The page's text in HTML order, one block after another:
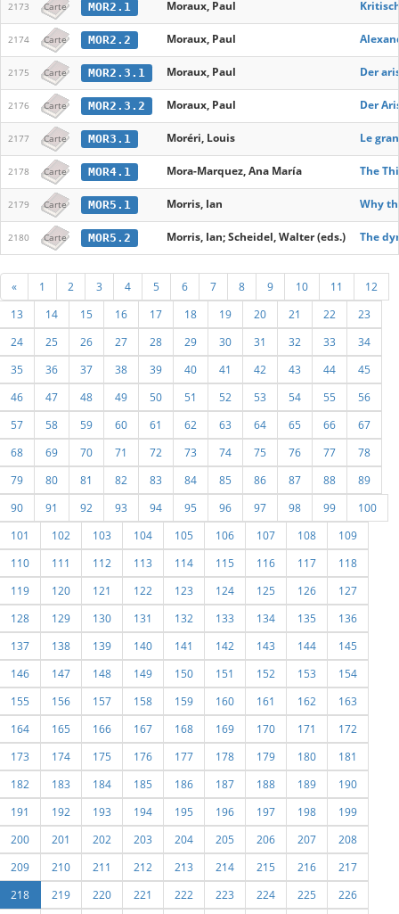
2173 Carte MOR2.1 Moraux, Paul
2174 Carte MOR2.2 Moraux, Paul
2175 Carte MOR2.3.1 Moraux, Paul Der
2176 Carte MOR2.3.2 Moraux, Paul Der
2177 Carte MOR3.1 Moréri, Louis Le
2178 Carte MOR4.1 Mora-Marquez, Ana María The
2179 Carte MOR5.1 Morris, Ian Why
2180 Carte MOR5.2 Morris, Ian; Scheidel, Walter (eds.) The
« 1 2 3 4 5 6 7 8 9 10 11
12
13
14 15 16 17 18 19 20 21 22
23
24
25 26 27 28 29 30 31 32 33
34
35
36 37 38 39 40 41 42 43 44
45
46
47 48 49 50 51 52 53 54 55
56
57
58 59 60 61 62 63 64 65 66
67
68
69 70 71 72 73 74 75 76 77
78
79
80 81 82 83 84 85 86 87 88
89
90
91 92 93 94 95 96 97 98 99
100
101
102 103 104 105 106 107 108
109
110
111 112 113 114 115 116 117
118
119
120 121 122 123 124 125 126
127
128
129 130 131 132 133 134 135
136
137
138 139 140 141 142 143 144
145
146
147 148 149 150 151 152 153
154
155
156 157 158 159 160 161 162
163
164
165 166 167 168 169 170 171
172
173
174 175 176 177 178 179 180
181
182
183 184 185 186 187 188 189
190
191
192 193 194 195 196 197 198
199
200
201 202 203 204 205 206 207
208
209
210 211 212 213 214 215 216
217
218
219 220 221 222 223 224 225
226